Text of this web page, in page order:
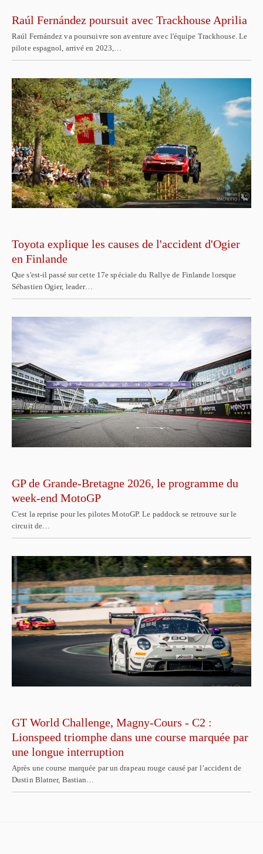
Raúl Fernández poursuit avec Trackhouse Aprilia
Raúl Fernández va poursuivre son aventure avec l'équipe Trackhouse. Le
pilote espagnol, arrivé en 2023,…
Toyota explique les causes de l'accident d'Ogier
en Finlande
Que s'est-il passé sur cette 17e spéciale du Rallye de Finlande lorsque
Sébastien Ogier, leader…
GP de Grande-Bretagne 2026, le programme du
week-end MotoGP
C'est la reprise pour les pilotes MotoGP. Le paddock se retrouve sur le
circuit de…
GT World Challenge, Magny-Cours - C2 :
Lionspeed triomphe dans une course marquée par
une longue interruption
Après une course marquée par un drapeau rouge causé par l’accident de
Dustin Blatner, Bastian…